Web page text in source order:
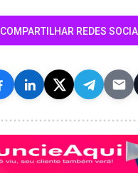
COMPARTILHAR REDES